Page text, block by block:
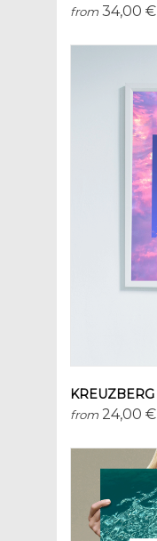
from 34,00 €
KREUZBERG
from 24,00 €